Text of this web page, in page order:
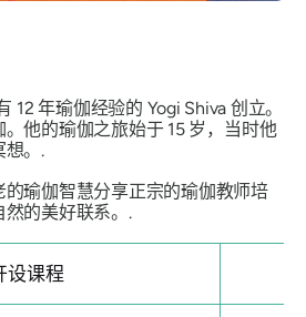
12 年瑜伽经验的 Yogi Shiva 创立。
他的瑜伽之旅始于 15 岁，当时他
想。.
瑜伽智慧分享正宗的瑜伽教师培
的美好联系。.
设课程